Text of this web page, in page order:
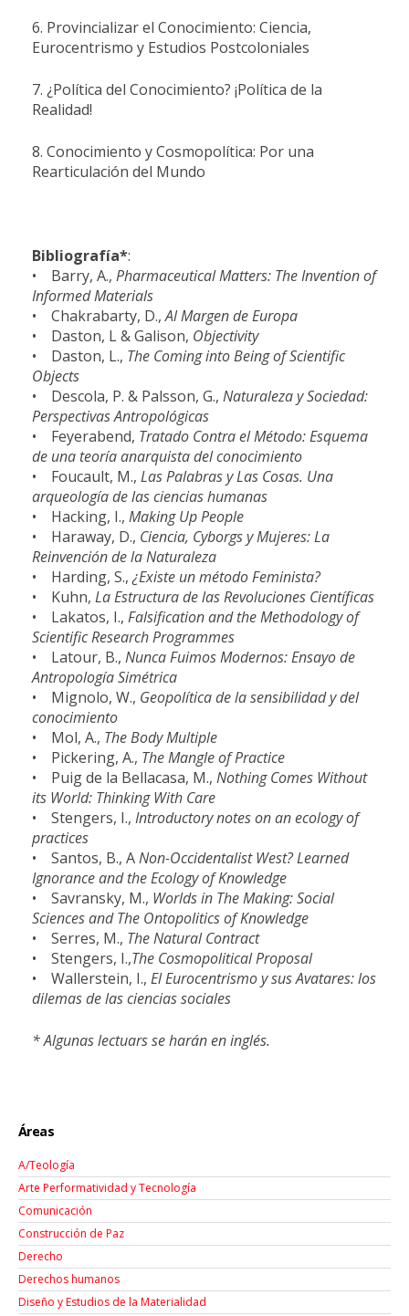
6. Provincializar el Conocimiento: Ciencia,
Eurocentrismo y Estudios Postcoloniales
7. ¿Política del Conocimiento? ¡Política de la
Realidad!
8. Conocimiento y Cosmopolítica: Por una
Rearticulación del Mundo
Bibliografía*:
• Barry, A., Pharmaceutical Matters: The Invention of
Informed Materials
• Chakrabarty, D.,Al Margen de Europa
• Daston, L & Galison, Objectivity
• Daston, L., The Coming into Being of Scientific
Objects
• Descola, P. & Palsson, G., Naturaleza y Sociedad:
Perspectivas Antropológicas
• Feyerabend, Tratado Contra el Método: Esquema
de una teoría anarquista del conocimiento
• Foucault, M., Las Palabras y Las Cosas. Una
arqueología de las ciencias humanas
• Hacking, I., Making Up People
• Haraway, D., Ciencia, Cyborgs y Mujeres: La
Reinvención de la Naturaleza
• Harding, S.,¿Existe un método Feminista?
• Kuhn, La Estructura de las Revoluciones Científicas
• Lakatos, I., Falsification and the Methodology of
Scientific Research Programmes
• Latour, B., Nunca Fuimos Modernos: Ensayo de
Antropología Simétrica
• Mignolo, W., Geopolítica de la sensibilidad y del
conocimiento
• Mol, A., The Body Multiple
• Pickering, A., The Mangle of Practice
• Puig de la Bellacasa, M., Nothing Comes Without
its World: Thinking With Care
• Stengers, I., Introductory notes on an ecology of
practices
• Santos, B., ANon-Occidentalist West? Learned
Ignorance and the Ecology of Knowledge
• Savransky, M., Worlds in The Making: Social
Sciences and The Ontopolitics of Knowledge
• Serres, M., The Natural Contract
• Stengers, I.,The Cosmopolitical Proposal
• Wallerstein, I., El Eurocentrismo y sus Avatares: los
dilemas de las ciencias sociales
* Algunas lectuars se harán en inglés.
Áreas
A/Teología
Arte Performatividad y Tecnología
Comunicación
Construcción de Paz
Derecho
Derechos humanos
Diseño y Estudios de la Materialidad